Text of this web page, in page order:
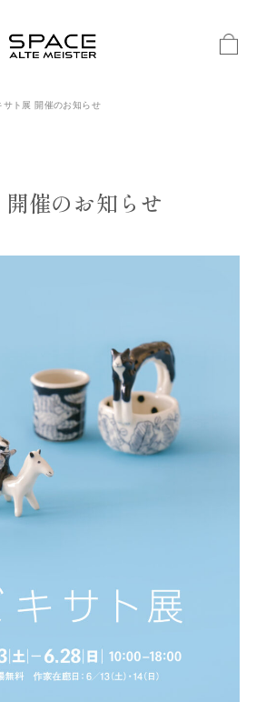
サト展 開催のお知らせ
催のお知らせ